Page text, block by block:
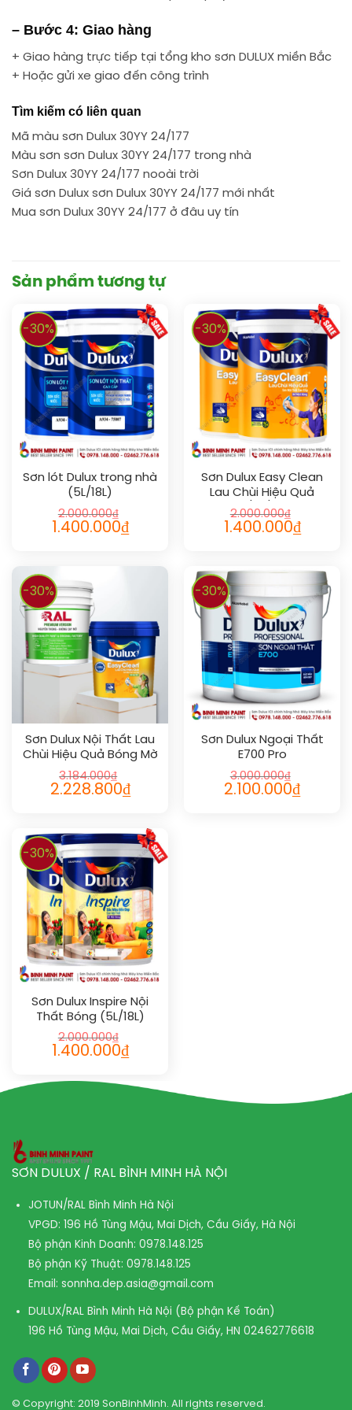
– Bước 4: Giao hàng
+ Giao hàng trực tiếp tại tổng kho sơn DULUX miền Bắc
+ Hoặc gửi xe giao đến công trình
Tìm kiếm có liên quan
Mã màu sơn Dulux 30YY 24/177
Màu sơn sơn Dulux 30YY 24/177 trong nhà
Sơn Dulux 30YY 24/177 nooài trời
Giá sơn Dulux sơn Dulux 30YY 24/177 mới nhất
Mua sơn Dulux 30YY 24/177 ở đâu uy tín
Sản phẩm tương tự
-30%
Sơn lót Dulux trong nhà
(5L/18L)
2.000.000₫
1.400.000₫
-30%
Sơn Dulux Easy Clean
Lau Chùi Hiệu Quả
(1L/5L/18L)
2.000.000₫
1.400.000₫
-30%
Sơn Dulux Nội Thất Lau
Chùi Hiệu Quả Bóng Mờ
3.184.000₫
2.228.800₫
-30%
Sơn Dulux Ngoại Thất
E700 Pro
3.000.000₫
2.100.000₫
-30%
Sơn Dulux Inspire Nội
Thất Bóng (5L/18L)
2.000.000₫
1.400.000₫
SƠN DULUX / RAL BÌNH MINH HÀ NỘI
JOTUN/RAL Bình Minh Hà Nội
VPGD: 196 Hồ Tùng Mậu, Mai Dịch, Cầu Giấy, Hà Nội
Bộ phận Kinh Doanh: 0978.148.125
Bộ phận Kỹ Thuật: 0978.148.125
Email: sonnha.dep.asia@gmail.com
DULUX/RAL Bình Minh Hà Nội (Bộ phận Kế Toán)
196 Hồ Tùng Mậu, Mai Dịch, Cầu Giấy, HN 02462776618
© Copyright: 2019 SonBinhMinh. All rights reserved.